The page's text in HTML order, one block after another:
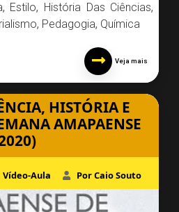
, Estilo, História Das Ciências,
, Pedagogia, Química
Veja mais
HISTÓRIA E
AMAPAENSE
Vídeo-Aula Por Caio Souto